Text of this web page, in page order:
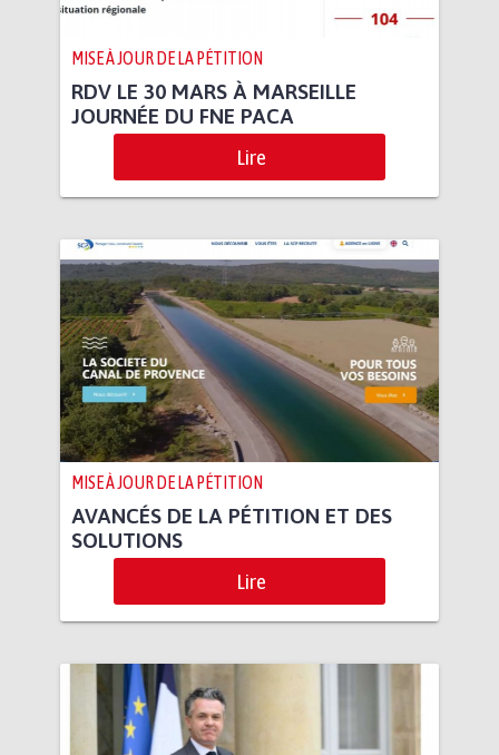
MISE À JOUR DE LA PÉTITION
RDV LE 30 MARS À MARSEILLE
JOURNÉE DU FNE PACA
Lire
MISE À JOUR DE LA PÉTITION
AVANCÉS DE LA PÉTITION ET DES
SOLUTIONS
Lire